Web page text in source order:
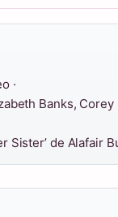
·
Banks, Corey
Sister’ de Alafair